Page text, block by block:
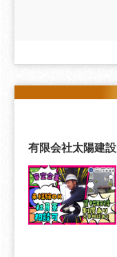
有限会社太陽建設